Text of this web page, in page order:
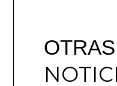
OTRAS